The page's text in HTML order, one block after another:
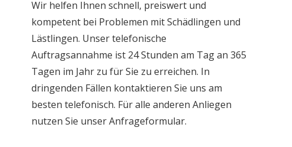
Wir helfen Ihnen schnell, preiswert und
kompetent bei Problemen mit Schädlingen und
Lästlingen. Unser telefonische
Auftragsannahme ist 24 Stunden am Tag an 365
Tagen im Jahr zu für Sie zu erreichen. In
dringenden Fällen kontaktieren Sie uns am
besten telefonisch. Für alle anderen Anliegen
nutzen Sie unser Anfrageformular.